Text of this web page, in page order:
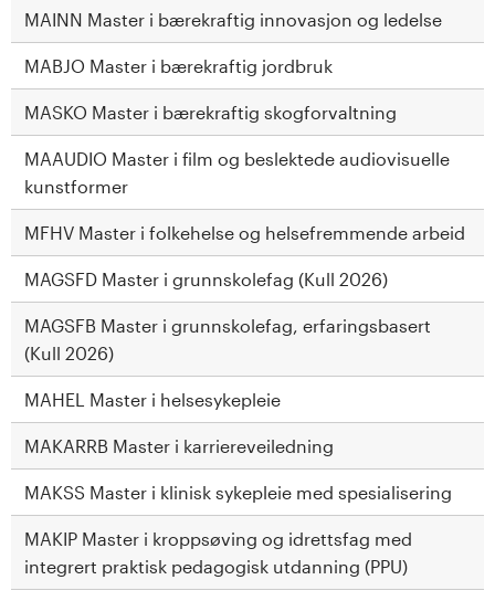
MAINN Master i bærekraftig innovasjon og ledelse
MABJO Master i bærekraftig jordbruk
MASKO Master i bærekraftig skogforvaltning
MAAUDIO Master i film og beslektede audiovisuelle
kunstformer
MFHV Master i folkehelse og helsefremmende arbeid
MAGSFD Master i grunnskolefag (Kull 2026)
MAGSFB Master i grunnskolefag, erfaringsbasert
(Kull 2026)
MAHEL Master i helsesykepleie
MAKARRB Master i karriereveiledning
MAKSS Master i klinisk sykepleie med spesialisering
MAKIP Master i kroppsøving og idrettsfag med
integrert praktisk pedagogisk utdanning (PPU)